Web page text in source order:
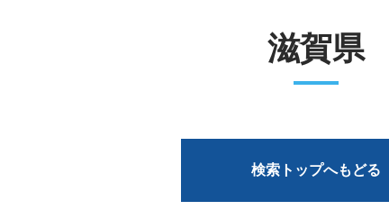
滋賀県
検索トップへもどる